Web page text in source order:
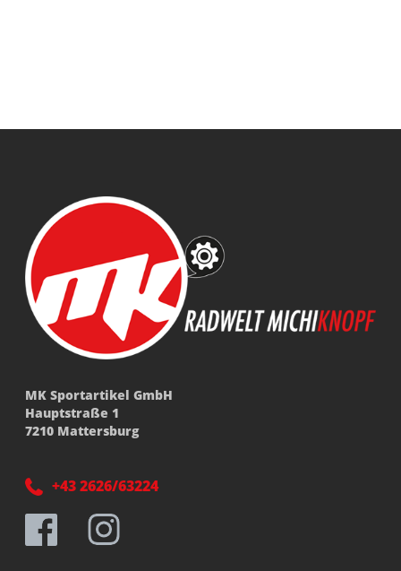
MK Sportartikel GmbH
Hauptstraße 1
7210 Mattersburg
+43 2626/63224